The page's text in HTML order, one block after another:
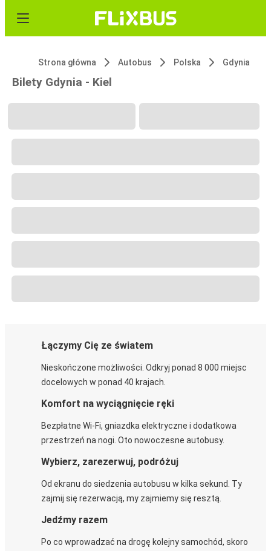
Strona główna Autobus Polska Gdynia
Bilety Gdynia - Kiel
Łączymy Cię ze światem
Nieskończone możliwości. Odkryj ponad 8 000 miejsc
docelowych w ponad 40 krajach.
Komfort na wyciągnięcie ręki
Bezpłatne Wi-Fi, gniazdka elektryczne i dodatkowa
przestrzeń na nogi. Oto nowoczesne autobusy.
Wybierz, zarezerwuj, podróżuj
Od ekranu do siedzenia autobusu w kilka sekund. Ty
zajmij się rezerwacją, my zajmiemy się resztą.
Jedźmy razem
Po co wprowadzać na drogę kolejny samochód, skoro